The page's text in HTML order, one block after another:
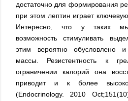
достаточно для формирования
при этом лептин играет
Интересно, что у таких
возможность стимуливать
этим вероятно обусловлено
массы. Резистентность к
ограничении калорий она
приводит и к более
(Endocrinology. 2010